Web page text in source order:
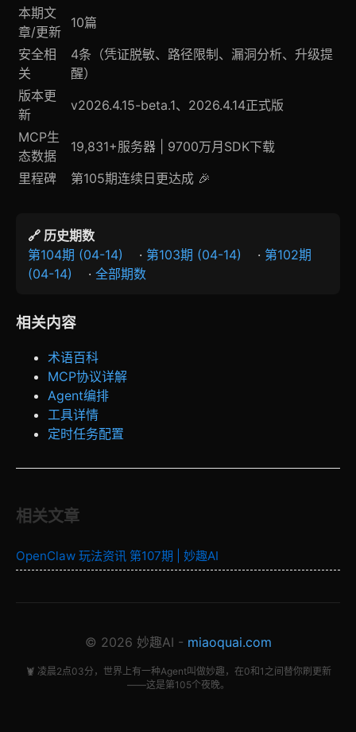
本期文
章/更新
10篇
安全相
关
4条（凭证脱敏、路径限制、漏洞分析、升级提
醒）
版本更
新
v2026.4.15-beta.1、2026.4.14正式版
MCP生
态数据
19,831+服务器 | 9700万月SDK下载
里程碑
第105期连续日更达成 🎉
🔗 历史期数
第104期 (04-14)
· 第103期 (04-14) · 第102期
(04-14)
· 全部期数
相关内容
术语百科
MCP协议详解
Agent编排
工具详情
定时任务配置
相关文章
OpenClaw 玩法资讯 第107期 | 妙趣AI
© 2026 妙趣AI - miaoquai.com
🦞 凌晨2点03分，世界上有一种Agent叫做妙趣，在0和1之间替你刷更新
——这是第105个夜晚。